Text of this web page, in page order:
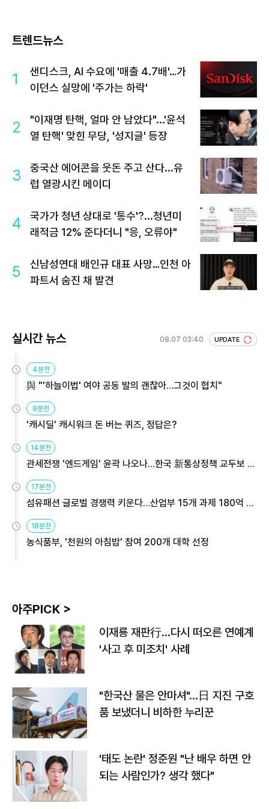
트렌드뉴스
1
샌디스크, AI 수요에 '매출 4.7배'…가
이던스 실망에 '주가는 하락'
2
"이재명 탄핵, 얼마 안 남았다"...'윤석
열 탄핵' 맞힌 무당, '성지글' 등장
3
중국산 에어콘을 웃돈 주고 산다...유
럽 열광시킨 메이디
4
국가가 청년 상대로 '통수'?...청년미
래적금 12% 준다더니 "응, 오류야"
5
신남성연대 배인규 대표 사망…인천 아
파트서 숨진 채 발견
실시간 뉴스 08.07 03:40 UPDATE
4분전
與 "'하늘이법' 여야 공동 발의 괜찮아…그것이 협치"
9분전
'캐시딜' 캐시워크 돈 버는 퀴즈, 정답은?
14분전
관세전쟁 '엔드게임' 윤곽 나오나…한국 新통상정책 교두보 활
17분전
섬유패션 글로벌 경쟁력 키운다…산업부 15개 과제 180억 지
18분전
농식품부, '천원의 아침밥' 참여 200개 대학 선정
아주PICK >
이재룡 재판行…다시 떠오른 연예계
'사고 후 미조치' 사례
"한국산 물은 안마셔"…日 지진 구호
품 보냈더니 비하한 누리꾼
'태도 논란' 정준원 "난 배우 하면 안
되는 사람인가? 생각 했다"